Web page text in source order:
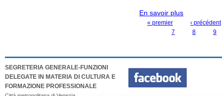
En savoir plus
MUSEO
« premier
‹ précédent
7
8 9
SEGRETERIA GENERALE-FUNZIONI
DELEGATE IN MATERIA DI CULTURA E
FORMAZIONE PROFESSIONALE